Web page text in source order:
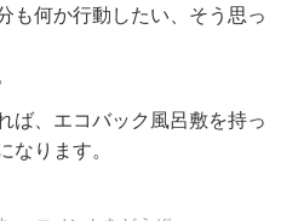
も何か行動したい、そう思っ
ば、エコバック風呂敷を持っ
なります。